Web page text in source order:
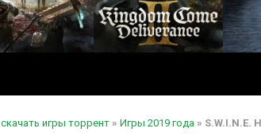
скачать игры торрент » Игры 2019 года » S.W.I.N.E.